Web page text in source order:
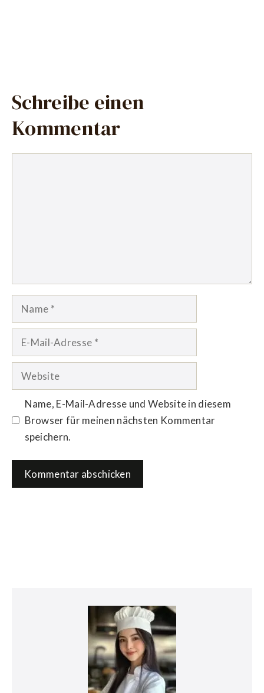
Schreibe einen
Kommentar
Name
Website
Name, E-Mail-Adresse und Website in diesem
Browser für meinen nächsten Kommentar
speichern.